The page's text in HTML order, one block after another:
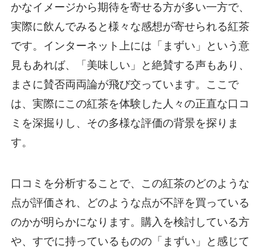
かなイメージから期待を寄せる方が多い一方で、
実際に飲んでみると様々な感想が寄せられる紅茶
です。インターネット上には「まずい」という意
見もあれば、「美味しい」と絶賛する声もあり、
まさに賛否両両論が飛び交っています。ここで
は、実際にこの紅茶を体験した人々の正直な口コ
ミを深掘りし、その多様な評価の背景を探りま
す。
口コミを分析することで、この紅茶のどのような
点が評価され、どのような点が不評を買っている
のかが明らかになります。購入を検討している方
や、すでに持っているものの「まずい」と感じて